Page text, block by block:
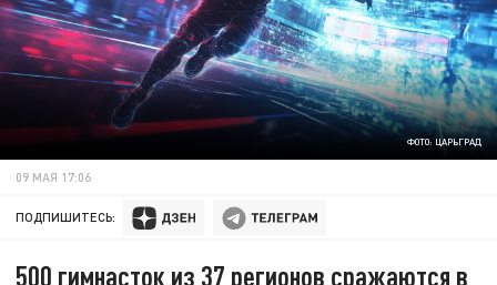
ФОТО: ЦАРЬГРАД
09 МАЯ 17:06
ПОДПИШИТЕСЬ:
500 гимнасток из 37 регионов сражаются в